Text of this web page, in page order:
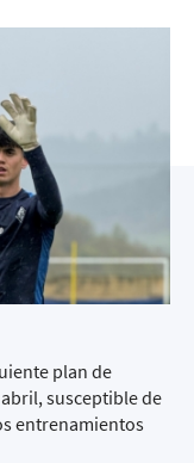
plan de
susceptible de
entrenamientos